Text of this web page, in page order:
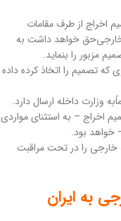
اخراج از طرف مقامات
خواهد داشت به
مزبور را بنماید.
که تصمیم را اتخاذ کرده داده
وزارت داخله ارسال دارد.
اخراج – به استثنای مواردی
خواهد بود.
را در تحت مراقبت
به ایران